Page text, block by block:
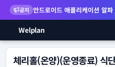
공지 안드로이드 애플리케이션 알
Welplan
체리홀(온양)(운영종료) 식